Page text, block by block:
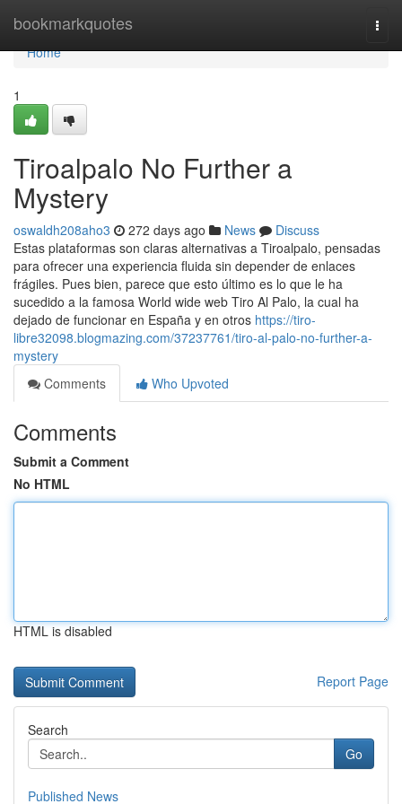
bookmarkquotes
Home
Home
1
Tiroalpalo No Further a
Mystery
oswaldh208aho3 272 days ago News
Discuss
Estas plataformas son claras alternativas a Tiroalpalo, pensadas
para ofrecer una experiencia fluida sin depender de enlaces
frágiles. Pues bien, parece que esto último es lo que le ha
sucedido a la famosa World wide web Tiro Al Palo, la cual ha
dejado de funcionar en España y en otros https://tiro-
libre32098.blogmazing.com/37237761/tiro-al-palo-no-further-a-
mystery
Comments
Who Upvoted
Comments
Submit a Comment
No HTML
HTML is disabled
Report Page
Search
Go
Published News